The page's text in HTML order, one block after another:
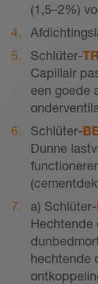
(1,5–2%)
Schlüter-
Capillair
een goede
Schlüter-
Dunne
a) Schlüter-
Hechtende
hechtende